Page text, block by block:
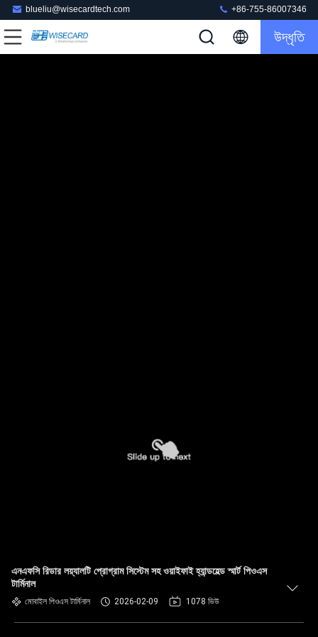
blueliu@wisecardtech.com +86-755-86007346
উদ্ধৃতি
এনএফসি রিডার লয়্যালটি প্রোগ্রাম সিস্টেম সহ ওয়াইফাই হ্যান্ডহেল্ড স্মার্ট পিওএস
টার্মিনাল
মোবাইল পিওএস টার্মিনাল 2026-02-09 1078 ভিউ